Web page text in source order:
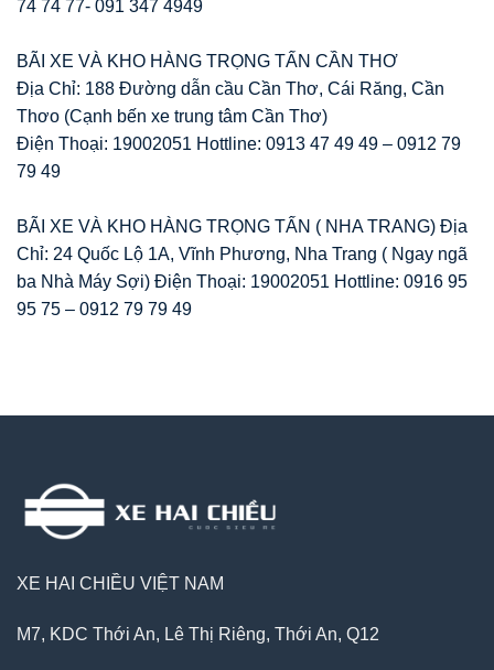
74 74 77- 091 347 4949
BÃI XE VÀ KHO HÀNG TRỌNG TẤN CẦN THƠ
Địa Chỉ: 188 Đường dẫn cầu Cần Thơ, Cái Răng, Cần
Thơo (Cạnh bến xe trung tâm Cần Thơ)
Điện Thoại: 19002051 Hottline: 0913 47 49 49 – 0912 79
79 49
BÃI XE VÀ KHO HÀNG TRỌNG TẤN ( NHA TRANG) Địa
Chỉ: 24 Quốc Lộ 1A, Vĩnh Phương, Nha Trang ( Ngay ngã
ba Nhà Máy Sợi) Điện Thoại: 19002051 Hottline: 0916 95
95 75 – 0912 79 79 49
XE HAI CHIỀU VIỆT NAM
M7, KDC Thới An, Lê Thị Riêng, Thới An, Q12